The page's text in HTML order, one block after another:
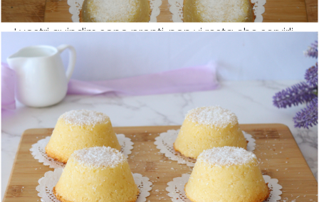
I vostri quindim sono pronti, non vi resta che servirli.